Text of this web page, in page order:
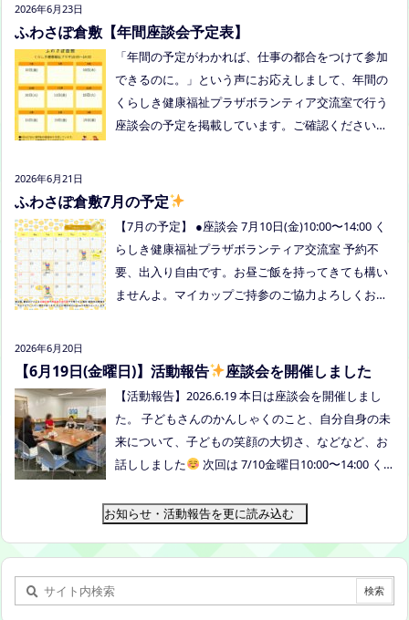
軽食を食べます。 締め切り：2026年7月24日（金）1
込みください。または、公式LINE、Instagramにメ
ッセージを送ってください。
2026年6月23日
ふわさぽ倉敷【年間座談会予定表】
「年間の予定がわかれば、仕事の都合をつけて参加
できるのに。」という声にお応えしまして、年間の
くらしき健康福祉プラザボランティア交流室で行う
座談会の予定を掲載しています。ご確認ください！
ームページなどでお伝えします。
2026年6月21日
ふわさぽ倉敷7月の予定
【7月の予定】 ●座談会 7月10日(金)10:00〜14:00 く
らしき健康福祉プラザボランティア交流室 予約不
要、出入り自由です。お昼ご飯を持ってきても構い
ませんよ。マイカップご持参のご協力よろしくお願
（加賀郡吉備中央町田土3109-3） 日時：令和８年7
7月28日（火）10:00~13:00頃 場所：玉島某所 参加
をされた方は場所を個別にメールでお伝えします。
内容：いつもの座談会とは違う場所でこじんまりと
年7月24日（金）17:00まで お申し込みはこちら
h
2026年6月20日
【6月19日(金曜日)】活動報告 座談会を開催しました
【活動報告】2026.6.19 本日は座談会を開催しまし
た。 子どもさんのかんしゃくのこと、自分自身の未
来について、子どもの笑顔の大切さ、などなど、お
話ししました
次回は 7/10金曜日10:00〜14:00 く
お知らせ・活動報告を更に読み込む